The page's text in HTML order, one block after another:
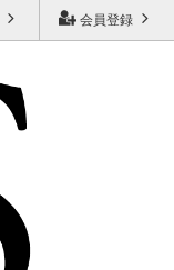
会員登録